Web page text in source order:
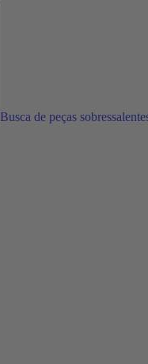
Busca de peças